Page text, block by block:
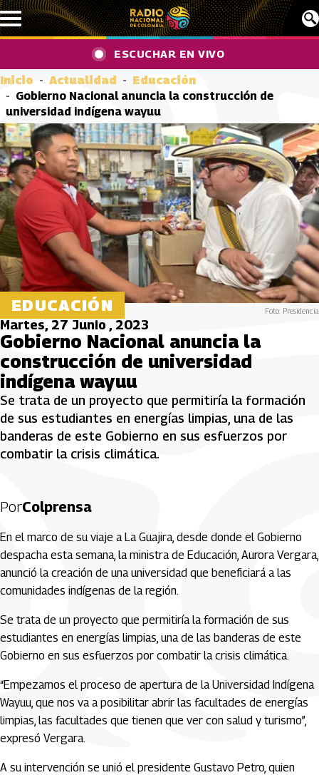
Pasar al contenido principal
ESCUCHAR EN VIVO
Inicio Actualidad
Educación
Gobierno Nacional anuncia la construcción de
universidad indígena wayuu
EDUCACIÓN Foto: Presidencia
Martes, 27 Junio , 2023
Gobierno Nacional anuncia la
construcción de universidad
indígena wayuu
Se trata de un proyecto que permitiría la formación
de sus estudiantes en energías limpias, una de las
banderas de este Gobierno en sus esfuerzos por
combatir la crisis climática.
PorColprensa
En el marco de su viaje a La Guajira, desde donde el Gobierno
despacha esta semana, la ministra de Educación, Aurora Vergara,
anunció la creación de una universidad que beneficiará a las
comunidades indígenas de la región.
Se trata de un proyecto que permitiría la formación de sus
estudiantes en energías limpias, una de las banderas de este
Gobierno en sus esfuerzos por combatir la crisis climática.
“Empezamos el proceso de apertura de la Universidad Indígena
Wayuu, que nos va a posibilitar abrir las facultades de energías
limpias, las facultades que tienen que ver con salud y turismo”,
expresó Vergara.
A su intervención se unió el presidente Gustavo Petro, quien